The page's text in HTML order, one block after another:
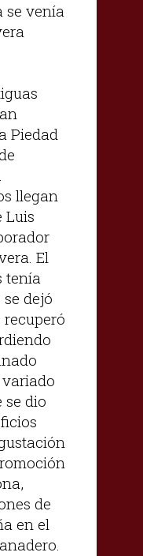
se venía
Piedad
llegan
Luis
El
tenía
dejó
recuperó
se dio
de
en el